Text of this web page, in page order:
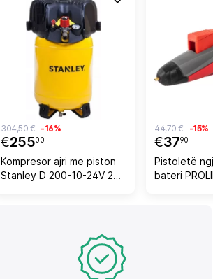
€25500
304,50 € -16%
Kompresor ajri me piston
Stanley D 200-10-24V 24L
€3790
44,70 € -15%
Pistoletë
bateri